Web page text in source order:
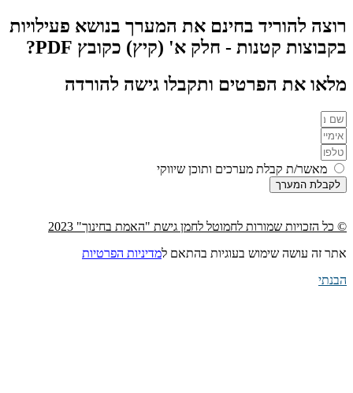
רוצה להוריד בחינם את המערך בנושא פעילויות
בקבוצות קטנות - חלק א' (קיץ) כקובץ PDF?
מלאו את הפרטים ותקבלו גישה להורדה
מאשר/ת קבלת מערכים ותוכן שיווקי
לקבלת המערך
© כל הזכויות שמורות לחמוטל לחמן גישת "האמת בחינוך" 2023
אתר זה עושה שימוש בעוגיות בהתאם למדיניות הפרטיות
הבנתי